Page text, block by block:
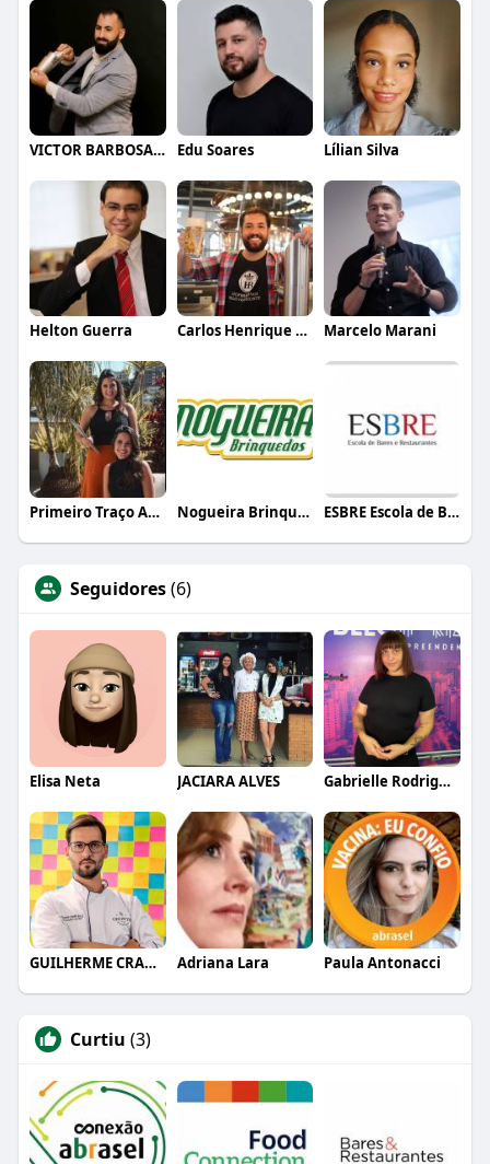
VICTOR BARBOSA QUARANTA Edu Soares Lílian Silva
Helton Guerra Carlos Henrique de Faria Vasconcelos Marcelo Marani
Primeiro Traço Arquitetura Nogueira Brinquedos ESBRE Escola de Bares e Restaurantes
Seguidores(6)
Elisa Neta JACIARA ALVES Gabrielle Rodrigues
GUILHERME CRAMER BALLE Adriana Lara Paula Antonacci
Curtiu (3)